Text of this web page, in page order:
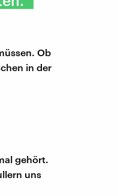
Ob
in der
gehört.
uns